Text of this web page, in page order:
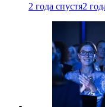
2 года спустя2